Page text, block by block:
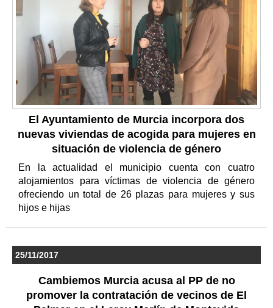
El Ayuntamiento de Murcia incorpora dos
nuevas viviendas de acogida para mujeres en
situación de violencia de género
En la actualidad el municipio cuenta con cuatro
alojamientos para víctimas de violencia de género
ofreciendo un total de 26 plazas para mujeres y sus
hijos e hijas
25/11/2017
Cambiemos Murcia acusa al PP de no
promover la contratación de vecinos de El